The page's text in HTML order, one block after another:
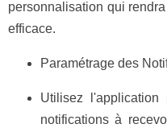
personnalisation qui
efficace.
Paramétrage des
Utilisez
notifications à